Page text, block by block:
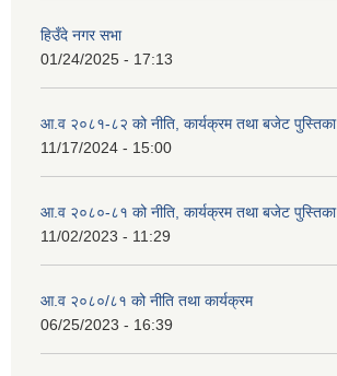
हिउँदे नगर सभा
01/24/2025 - 17:13
आ.व २०८१-८२ को नीति, कार्यक्रम तथा बजेट पुस्तिका
11/17/2024 - 15:00
आ.व २०८०-८१ को नीति, कार्यक्रम तथा बजेट पुस्तिका
11/02/2023 - 11:29
आ.व २०८०/८१ को नीति तथा कार्यक्रम
06/25/2023 - 16:39